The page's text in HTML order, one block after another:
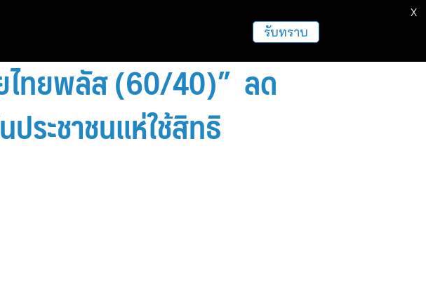
ไทยพลัส (60/40)” ลด
ระชาชนแห่ใช้สิทธิ
รับทราบ
X